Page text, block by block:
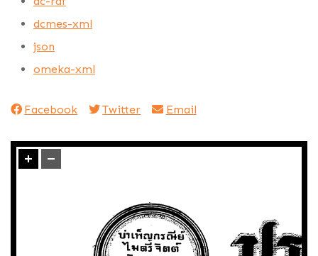
dcmes-xml
json
omeka-xml
Facebook Twitter Email